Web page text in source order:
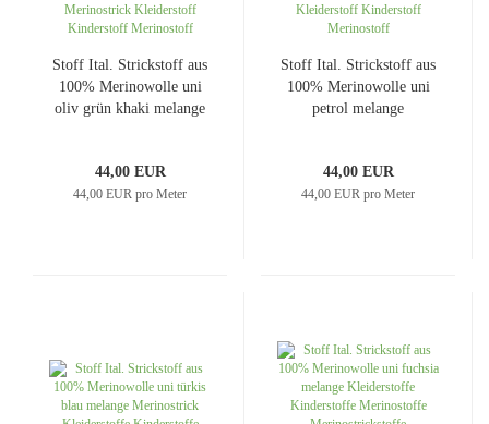
Stoff Ital. Strickstoff aus
100% Merinowolle uni
oliv grün khaki melange
44,00 EUR
44,00 EUR pro Meter
Stoff Ital. Strickstoff aus
100% Merinowolle uni
petrol melange
44,00 EUR
44,00 EUR pro Meter